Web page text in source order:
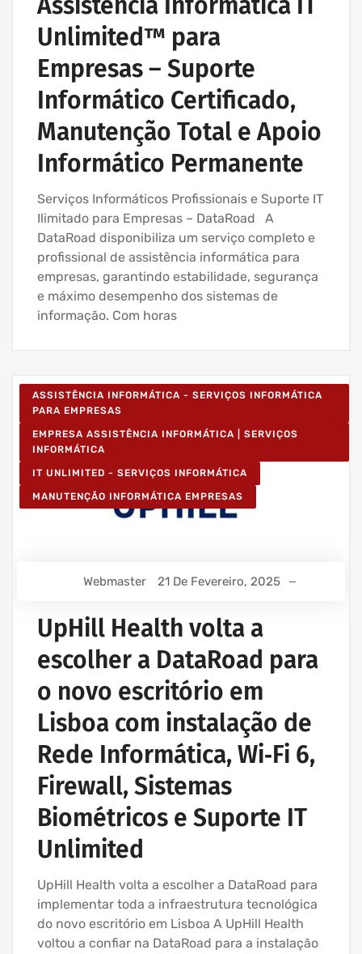
Unlimited™ para
Empresas – Suporte
Informático Certificado,
Manutenção Total e Apoio
Informático Permanente
Serviços Informáticos Profissionais e Suporte IT
Ilimitado para Empresas – DataRoad A
DataRoad disponibiliza um serviço completo e
profissional de assistência informática para
empresas, garantindo estabilidade, segurança
e máximo desempenho dos sistemas de
informação. Com horas
ASSISTÊNCIA INFORMÁTICA - SERVIÇOS INFORMÁTICA
PARA EMPRESAS
EMPRESA ASSISTÊNCIA INFORMÁTICA | SERVIÇOS
INFORMÁTICA
IT UNLIMITED - SERVIÇOS INFORMÁTICA
MANUTENÇÃO INFORMÁTICA EMPRESAS
Webmaster 21 De Fevereiro, 2025
UpHill Health volta a
escolher a DataRoad para
o novo escritório em
Lisboa com instalação de
Rede Informática, Wi‑Fi 6,
Firewall, Sistemas
Biométricos e Suporte IT
Unlimited
UpHill Health volta a escolher a DataRoad para
implementar toda a infraestrutura tecnológica
do novo escritório em Lisboa A UpHill Health
voltou a confiar na DataRoad para a instalação